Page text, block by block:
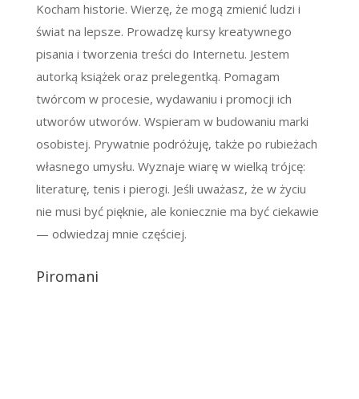
Kocham historie. Wierzę, że mogą zmienić ludzi i
świat na lepsze. Prowadzę kursy kreatywnego
pisania i tworzenia treści do Internetu. Jestem
autorką książek oraz prelegentką. Pomagam
twórcom w procesie, wydawaniu i promocji ich
utworów utworów. Wspieram w budowaniu marki
osobistej. Prywatnie podróżuję, także po rubieżach
własnego umysłu. Wyznaje wiarę w wielką trójcę:
literaturę, tenis i pierogi. Jeśli uważasz, że w życiu
nie musi być pięknie, ale koniecznie ma być ciekawie
— odwiedzaj mnie częściej.
Piromani